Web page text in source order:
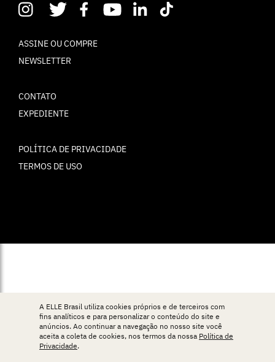
ASSINE OU COMPRE
NEWSLETTER
CONTATO
EXPEDIENTE
POLÍTICA DE PRIVACIDADE
TERMOS DE USO
A ELLE Brasil utiliza cookies próprios e de terceiros com
fins analíticos e para personalizar o conteúdo do site e
anúncios. Ao continuar a navegação no nosso site você
aceita a coleta de cookies, nos termos da nossa Política de
Privacidade.